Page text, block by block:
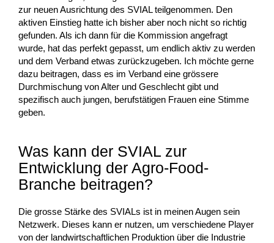
zur neuen Ausrichtung des SVIAL teilgenommen. Den
aktiven Einstieg hatte ich bisher aber noch nicht so richtig
gefunden. Als ich dann für die Kommission angefragt
wurde, hat das perfekt gepasst, um endlich aktiv zu werden
und dem Verband etwas zurückzugeben. Ich möchte gerne
dazu beitragen, dass es im Verband eine grössere
Durchmischung von Alter und Geschlecht gibt und
spezifisch auch jungen, berufstätigen Frauen eine Stimme
geben.
Was kann der SVIAL zur
Entwicklung der Agro-Food-
Branche beitragen?
Die grosse Stärke des SVIALs ist in meinen Augen sein
Netzwerk. Dieses kann er nutzen, um verschiedene Player
von der landwirtschaftlichen Produktion über die Industrie